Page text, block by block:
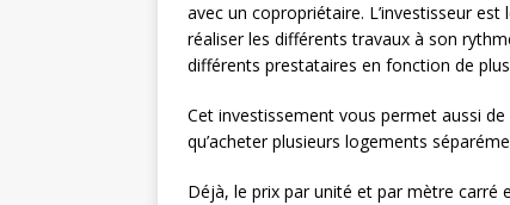
avec un copropriétaire. L’investisseur
réaliser les différents travaux à son
différents prestataires en fonction de
Cet investissement vous permet aussi
qu’acheter plusieurs logements
Déjà, le prix par unité et par mètre carré